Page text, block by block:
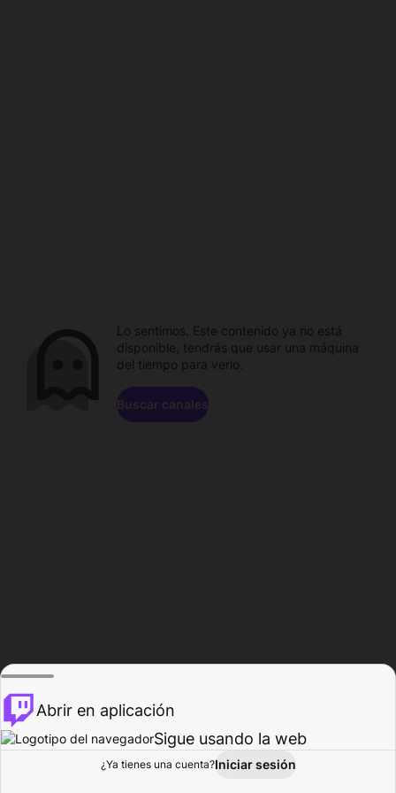
Explorar Actividad
Lo sentimos. Este contenido ya no está
disponible, tendrás que usar una máquina
del tiempo para verlo.
Buscar canales
Abrir en aplicación
Sigue usando la web
¿Ya tienes una cuenta?Iniciar sesión